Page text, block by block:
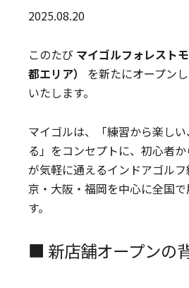
2025.08.20
このたび マイゴルフォレスト
都エリア）
を新たにオープン
いたします。
マイゴルは、「練習から楽し
る」をコンセプトに、初心者
が気軽に通えるインドアゴル
京・大阪・福岡を中心に全国
す。
■ 新店舗オープンの